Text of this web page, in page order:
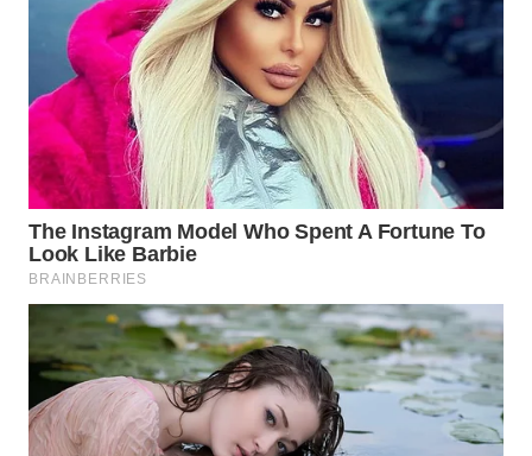
WN
KALTIM
WN
SULSEL
WN
WN
SULUT
WN
MALUKU